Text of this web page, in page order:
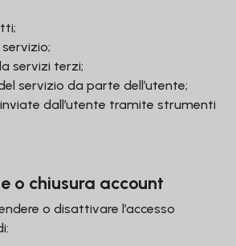
servizi terzi;
servizio da parte dell’utente;
dall’utente tramite strumenti
o chiusura account
o disattivare l’accesso